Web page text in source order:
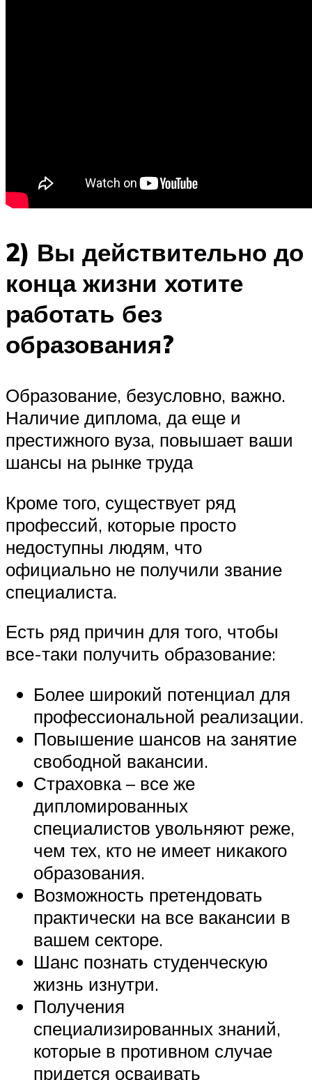
2) Вы действительно до
конца жизни хотите
работать без
образования?
Образование, безусловно, важно.
Наличие диплома, да еще и
престижного вуза, повышает ваши
шансы на рынке труда
Кроме того, существует ряд
профессий, которые просто
недоступны людям, что
официально не получили звание
специалиста.
Есть ряд причин для того, чтобы
все-таки получить образование:
Более широкий потенциал для
профессиональной реализации.
Повышение шансов на занятие
свободной вакансии.
Страховка – все же
дипломированных
специалистов увольняют реже,
чем тех, кто не имеет никакого
образования.
Возможность претендовать
практически на все вакансии в
вашем секторе.
Шанс познать студенческую
жизнь изнутри.
Получения
специализированных знаний,
которые в противном случае
придется осваивать